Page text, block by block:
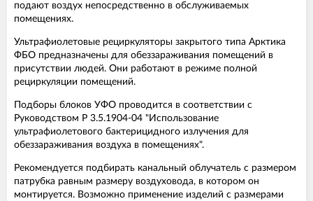
подают воздух непосредственно в обслуживаемых
помещениях.
Ультрафиолетовые рециркуляторы закрытого типа Арктика
ФБО предназначены для обеззараживания помещений в
присутствии людей. Они работают в режиме полной
рециркуляции помещений.
Подборы блоков УФО проводится в соответствии с
Руководством Р 3.5.1904-04 "Использование
ультрафиолетового бактерицидного излучения для
обеззараживания воздуха в помещениях".
Рекомендуется подбирать канальный облучатель с размером
патрубка равным размеру воздуховода, в котором он
монтируется. Возможно применение изделий с размерами